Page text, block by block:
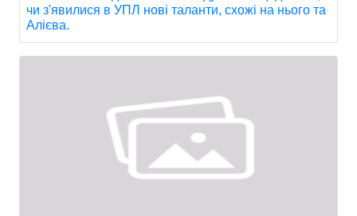
чи з'явилися в УПЛ нові таланти, схожі на нього та
Алієва.